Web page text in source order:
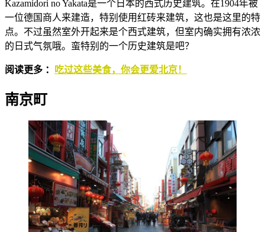
Kazamidori no Yakata是一个日本的西式历史建筑。在1904年被
一位德国商人来建造，特别使用红砖来建筑，这也是这里的特
点。不过虽然室外开起来是个西式建筑，但室内确实拥有浓浓
的日式气氛哦。蛮特别的一个历史建筑是吧？
阅读更多 ： 吃过这些美食，你会更爱北京！
南京町